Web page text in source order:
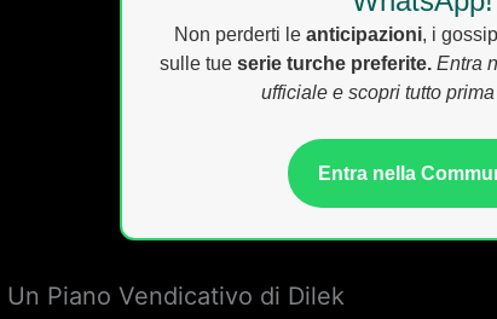
Non perderti le anticipazioni, i
sulle tue serie turche preferite. Entra
ufficiale e scopri tutto
Entra nella
Un Piano Vendicativo di Dilek